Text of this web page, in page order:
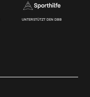
UNTERSTÜTZT DEN DBB